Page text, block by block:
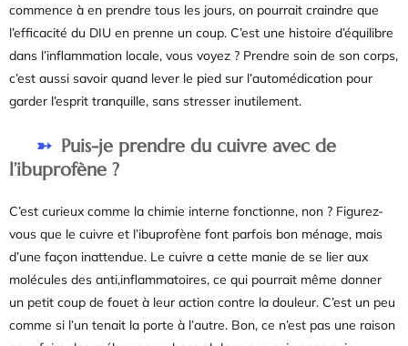
commence à en prendre tous les jours, on pourrait craindre que
l’efficacité du DIU en prenne un coup. C’est une histoire d’équilibre
dans l’inflammation locale, vous voyez ? Prendre soin de son corps,
c’est aussi savoir quand lever le pied sur l’automédication pour
garder l’esprit tranquille, sans stresser inutilement.
Puis-je prendre du cuivre avec de
l’ibuprofène ?
C’est curieux comme la chimie interne fonctionne, non ? Figurez-
vous que le cuivre et l’ibuprofène font parfois bon ménage, mais
d’une façon inattendue. Le cuivre a cette manie de se lier aux
molécules des anti,inflammatoires, ce qui pourrait même donner
un petit coup de fouet à leur action contre la douleur. C’est un peu
comme si l’un tenait la porte à l’autre. Bon, ce n’est pas une raison